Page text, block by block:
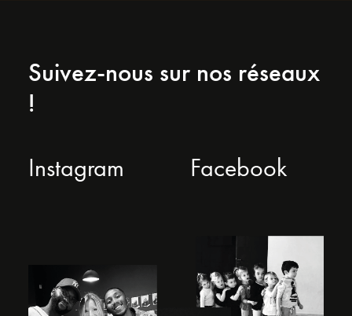
Suivez-nous sur nos réseaux
!
Instagram Facebook